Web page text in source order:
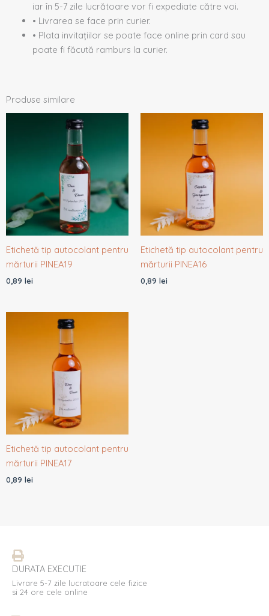
iar în 5-7 zile lucrătoare vor fi expediate către voi.
• Livrarea se face prin curier.
• Plata invitațiilor se poate face online prin card sau
poate fi făcută ramburs la curier.
Produse similare
Etichetă tip autocolant pentru
mărturii PINEA19
0,89 lei
Etichetă tip autocolant pentru
mărturii PINEA16
0,89 lei
Etichetă tip autocolant pentru
mărturii PINEA17
0,89 lei
DURATA EXECUTIE
Livrare 5-7 zile lucratoare cele fizice
si 24 ore cele online